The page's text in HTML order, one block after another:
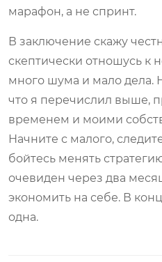
марафон, а не спринт.
В заключение скажу
скептически отношусь к
много шума и мало дела.
что я перечислил выше,
временем и моими
Начните с малого,
бойтесь менять
очевиден через два
экономить на себе. В
одна.